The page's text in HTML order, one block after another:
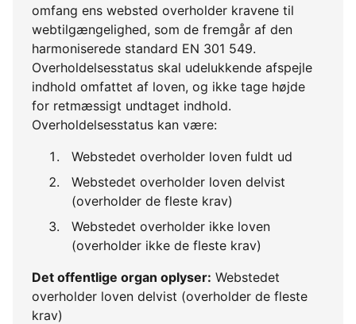
omfang ens websted overholder kravene til
webtilgængelighed, som de fremgår af den
harmoniserede standard EN 301 549.
Overholdelsesstatus skal udelukkende afspejle
indhold omfattet af loven, og ikke tage højde
for retmæssigt undtaget indhold.
Overholdelsesstatus kan være:
Webstedet overholder loven fuldt ud
Webstedet overholder loven delvist
(overholder de fleste krav)
Webstedet overholder ikke loven
(overholder ikke de fleste krav)
Det offentlige organ oplyser: Webstedet
overholder loven delvist (overholder de fleste
krav)